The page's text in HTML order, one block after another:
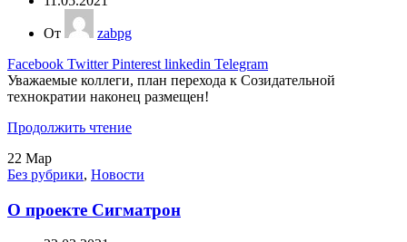
От
zabpg
Facebook Twitter Pinterest linkedin Telegram
Уважаемые коллеги, план перехода к Созидательной
технократии наконец размещен!
Продолжить чтение
22 Мар
Без рубрики, Новости
О проекте Сигматрон